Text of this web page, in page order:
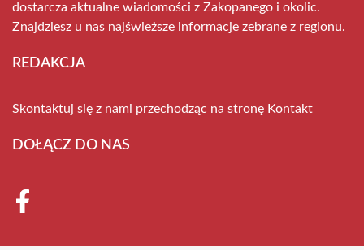
dostarcza aktualne wiadomości z Zakopanego i okolic.
Znajdziesz u nas najświeższe informacje zebrane z regionu.
REDAKCJA
Skontaktuj się z nami przechodząc na stronę Kontakt
DOŁĄCZ DO NAS